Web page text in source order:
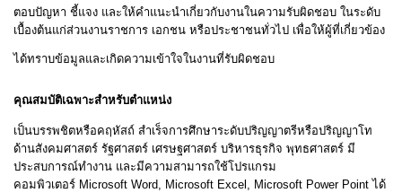
ตอบปัญหา ชี้แจง และให้คำแนะนำเกี่ยวกับงานในความรับผิดชอบ ในระดับ
เบื้องต้นแก่ส่วนงานราชการ เอกชน หรือประชาชนทั่วไป เพื่อให้ผู้ที่เกี่ยวข้อง
ได้ทราบข้อมูลและเกิดความเข้าใจในงานที่รับผิดชอบ
คุณสมบัติเฉพาะสำหรับตำแหน่ง
เป็นบรรพชิตหรือคฤหัสถ์ สำเร็จการศึกษาระดับปริญญาตรีหรือปริญญาโท
ด้านสังคมศาสตร์ รัฐศาสตร์ เศรษฐศาสตร์ บริหารธุรกิจ พุทธศาสตร์ มี
ประสบการณ์ทำงาน และมีความสามารถใช้โปรแกรม
คอมพิวเตอร์ Microsoft Word, Microsoft Excel, Microsoft Power Pointได้